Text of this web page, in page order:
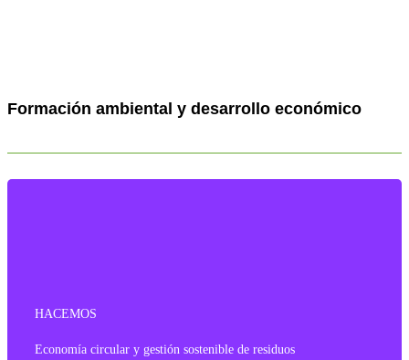
Formación ambiental y desarrollo económico
HACEMOS
Economía circular y gestión sostenible de residuos
Desarrollo territorial sostenible y transición energética